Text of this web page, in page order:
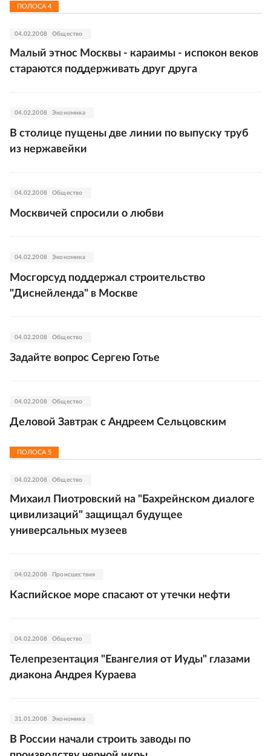
ПОЛОСА 4
04.02.2008 Общество
Малый этнос Москвы - караимы - испокон веков
стараются поддерживать друг друга
04.02.2008 Экономика
В столице пущены две линии по выпуску труб
из нержавейки
04.02.2008 Общество
Москвичей спросили о любви
04.02.2008 Экономика
Мосгорсуд поддержал строительство
"Диснейленда" в Москве
04.02.2008 Общество
Задайте вопрос Сергею Готье
04.02.2008 Общество
Деловой Завтрак с Андреем Сельцовским
ПОЛОСА 5
04.02.2008 Общество
Михаил Пиотровский на "Бахрейнском диалоге
цивилизаций" защищал будущее
универсальных музеев
04.02.2008 Происшествия
Каспийское море спасают от утечки нефти
04.02.2008 Общество
Телепрезентация "Евангелия от Иуды" глазами
диакона Андрея Кураева
31.01.2008 Экономика
В России начали строить заводы по